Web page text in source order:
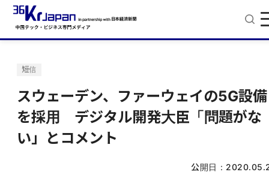
短信
スウェーデン、ファーウェイの5G設備
を採用 デジタル開発大臣「問題がな
い」とコメント
公開日：